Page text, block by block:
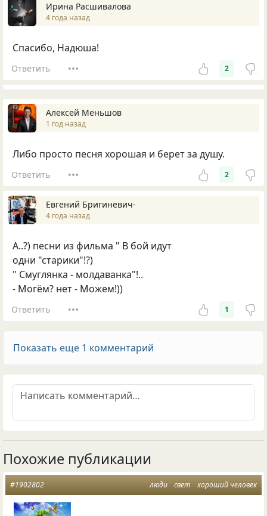
Ирина Расшивалова
4 года назад
Спасибо, Надюша!
Ответить 2
Алексей Меньшов
1 год назад
Либо просто песня хорошая и берет за душу.
Ответить 2
Евгений Бригиневич-
4 года назад
А..?) песни из фильма " В бой идут
одни "старики"!?)
" Смуглянка - молдаванка"!..
- Могём? нет - Можем!))
Ответить 1
Показать еще 1 комментарий
Похожие публикации
люди свет хороший человек
#1902802